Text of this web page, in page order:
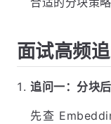
面试高频
追问一：分块
先查